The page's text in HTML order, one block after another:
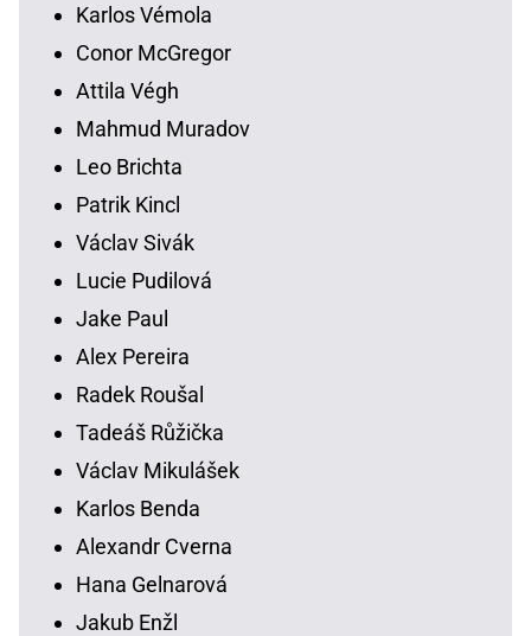
Karlos Vémola
Conor McGregor
Attila Végh
Mahmud Muradov
Leo Brichta
Patrik Kincl
Václav Sivák
Lucie Pudilová
Jake Paul
Alex Pereira
Radek Roušal
Tadeáš Růžička
Václav Mikulášek
Karlos Benda
Alexandr Cverna
Hana Gelnarová
Jakub Enžl